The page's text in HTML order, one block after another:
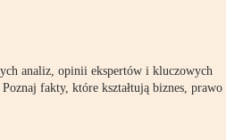
analiz, opinii ekspertów i kluczowych
fakty, które kształtują biznes, prawo